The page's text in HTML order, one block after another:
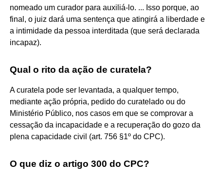
nomeado um curador para auxiliá-lo. ... Isso porque, ao
final, o juiz dará uma sentença que atingirá a liberdade e
a intimidade da pessoa interditada (que será declarada
incapaz).
Qual o rito da ação de curatela?
A curatela pode ser levantada, a qualquer tempo,
mediante ação própria, pedido do curatelado ou do
Ministério Público, nos casos em que se comprovar a
cessação da incapacidade e a recuperação do gozo da
plena capacidade civil (art. 756 §1º do CPC).
O que diz o artigo 300 do CPC?